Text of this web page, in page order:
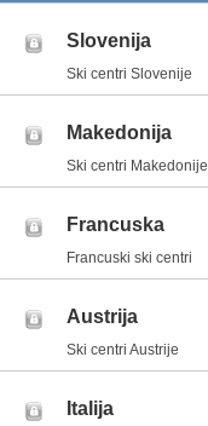
Slovenija
Ski centri Slovenije
Makedonija
Ski centri Makedonije
Francuska
Francuski ski centri
Austrija
Ski centri Austrije
Italija